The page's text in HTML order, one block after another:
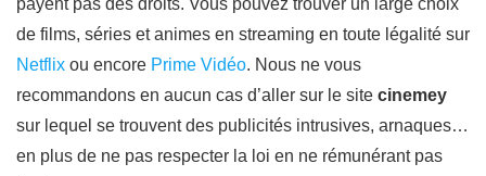
payent pas des droits. Vous pouvez trouver un large choix
de films, séries et animes en streaming en toute légalité sur
Netflix ou encore Prime Vidéo. Nous ne vous
recommandons en aucun cas d’aller sur le site cinemey
sur lequel se trouvent des publicités intrusives, arnaques…
en plus de ne pas respecter la loi en ne rémunérant pas